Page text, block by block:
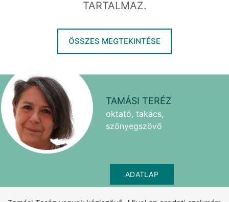
TARTALMAZ.
ÖSSZES MEGTEKINTÉSE
TAMÁSI TERÉZ
oktató, takács,
szőnyegszövő
ADATLAP